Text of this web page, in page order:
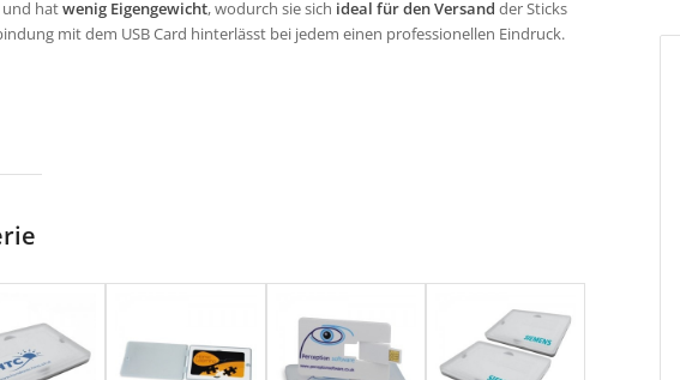
hatwenig Eigengewicht, wodurch sie sich ideal für den Versand der Sticks
mit dem USB Card hinterlässt bei jedem einen professionellen Eindruck.